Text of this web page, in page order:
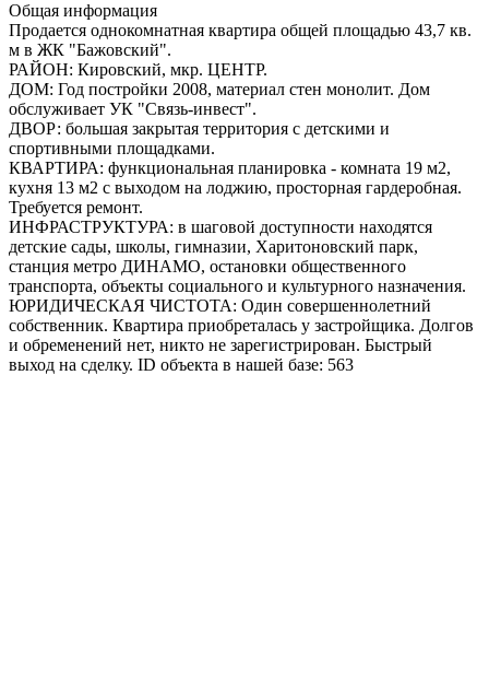
Общая информация
Продается однокомнатная квартира общей площадью 43,7 кв.
м в ЖК "Бажовский".
РАЙОН: Кировский, мкр. ЦЕНТР.
ДОМ: Год постройки 2008, материал стен монолит. Дом
обслуживает УК "Связь-инвест".
ДВОР: большая закрытая территория с детскими и
спортивными площадками.
КВАРТИРА: функциональная планировка - комната 19 м2,
кухня 13 м2 с выходом на лоджию, просторная гардеробная.
Требуется ремонт.
ИНФРАСТРУКТУРА: в шаговой доступности находятся
детские сады, школы, гимназии, Харитоновский парк,
станция метро ДИНАМО, остановки общественного
транспорта, объекты социального и культурного назначения.
ЮРИДИЧЕСКАЯ ЧИСТОТА: Один совершеннолетний
собственник. Квартира приобреталась у застройщика. Долгов
и обременений нет, никто не зарегистрирован. Быстрый
выход на сделку. ID объекта в нашей базе: 563